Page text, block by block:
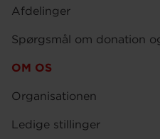
Afdelinger
Spørgsmål om donation
OM OS
Organisationen
Ledige stillinger